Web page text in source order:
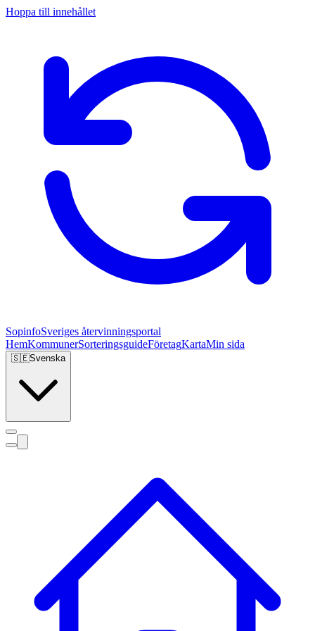
Hoppa till innehållet
SopinfoSveriges återvinningsportal
HemKommunerSorteringsguideFöretagKartaMin sida
🇸🇪Svenska